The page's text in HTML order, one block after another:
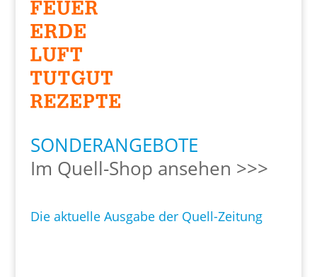
SONDERANGEBOTE
Im Quell-Shop ansehen >>>
Die aktuelle Ausgabe der Quell-Zeitung